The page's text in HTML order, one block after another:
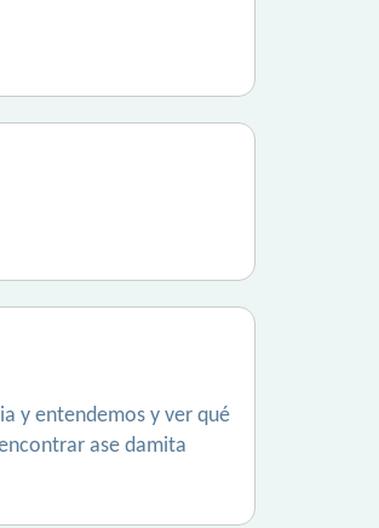
y entendemos y ver qué
ase damita